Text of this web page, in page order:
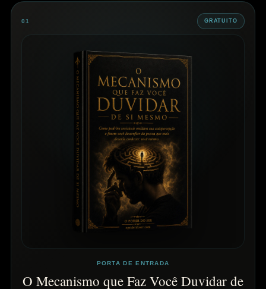
01 GRATUITO
PORTA DE ENTRADA
O Mecanismo que Faz Você Duvidar de